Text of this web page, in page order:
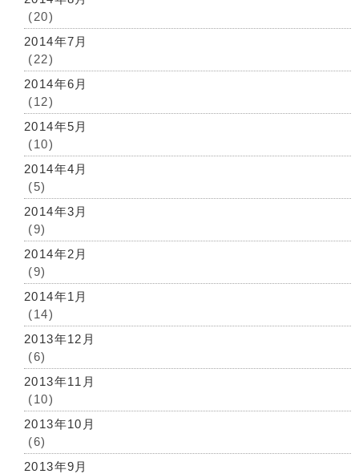
(20)
2014年7月
(22)
2014年6月
(12)
2014年5月
(10)
2014年4月
(5)
2014年3月
(9)
2014年2月
(9)
2014年1月
(14)
2013年12月
(6)
2013年11月
(10)
2013年10月
(6)
2013年9月